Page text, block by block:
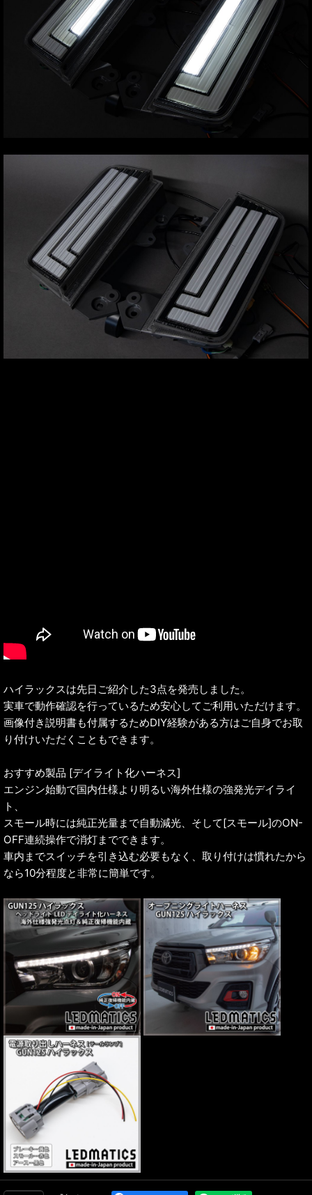
ハイラックスは先日ご紹介した3点を発売しました。
実車で動作確認を行っているため安心してご利用いただけます。
画像付き説明書も付属するためDIY経験がある方はご自身でお取
り付けいただくこともできます。
おすすめ製品 [デイライト化ハーネス]
エンジン始動で国内仕様より明るい海外仕様の強発光デイライ
ト、
スモール時には純正光量まで自動減光、そして[スモール]のON-
OFF連続操作で消灯までできます。
車内までスイッチを引き込む必要もなく、取り付けは慣れたから
なら10分程度と非常に簡単です。